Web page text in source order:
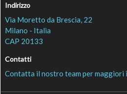
Indirizzo
Via Moretto da Brescia, 22
Milano - Italia
CAP 20133
Contatti
Contatta il nostro team per maggiori